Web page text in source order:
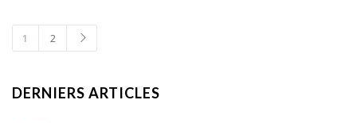
1 2
DERNIERS ARTICLES